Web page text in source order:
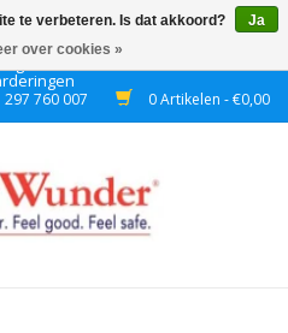
boven € 50 binnen NL
297 760 007 0 Artikelen - €0,00
te verbeteren. Is dat akkoord?
Ja
over cookies »